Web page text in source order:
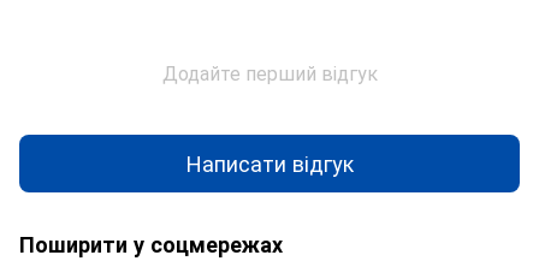
Додайте перший відгук
Написати відгук
Поширити у соцмережах